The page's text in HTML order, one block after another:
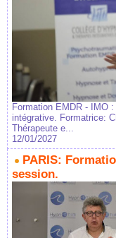
Formation EMDR - IMO
intégrative. Formatrice:
Thérapeute e...
12/01/2027
PARIS:
session.